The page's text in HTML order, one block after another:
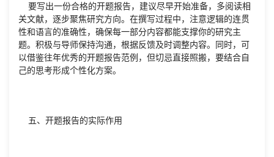
要写出一份合格的开题报告，建议尽早开始准备，多阅读相
关文献，逐步聚焦研究方向。在撰写过程中，注意逻辑的连贯
性和语言的准确性，确保每一部分内容都能支撑你的研究主
题。积极与导师保持沟通，根据反馈及时调整内容。同时，可
以借鉴往年优秀的开题报告范例，但切忌直接照搬，要结合自
己的思考形成个性化方案。
五、开题报告的实际作用